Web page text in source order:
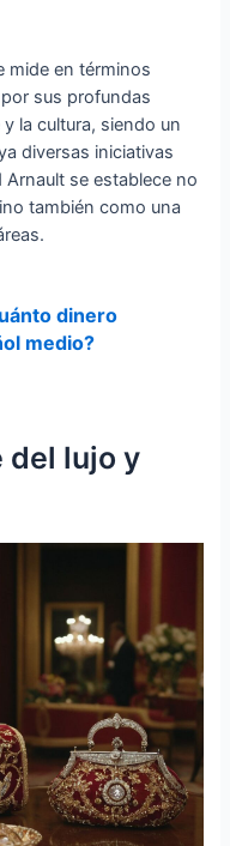
mide en términos
sus profundas
la cultura, siendo un
diversas iniciativas
Arnault se establece no
también como una
dinero
medio?
del lujo y